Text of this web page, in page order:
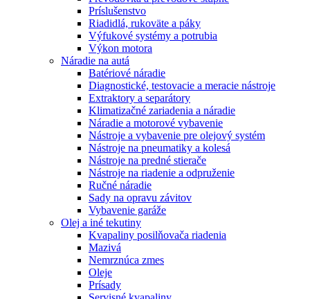
Príslušenstvo
Riadidlá, rukoväte a páky
Výfukové systémy a potrubia
Výkon motora
Náradie na autá
Batériové náradie
Diagnostické, testovacie a meracie nástroje
Extraktory a separátory
Klimatizačné zariadenia a náradie
Náradie a motorové vybavenie
Nástroje a vybavenie pre olejový systém
Nástroje na pneumatiky a kolesá
Nástroje na predné stierače
Nástroje na riadenie a odpruženie
Ručné náradie
Sady na opravu závitov
Vybavenie garáže
Olej a iné tekutiny
Kvapaliny posilňovača riadenia
Mazivá
Nemrznúca zmes
Oleje
Prísady